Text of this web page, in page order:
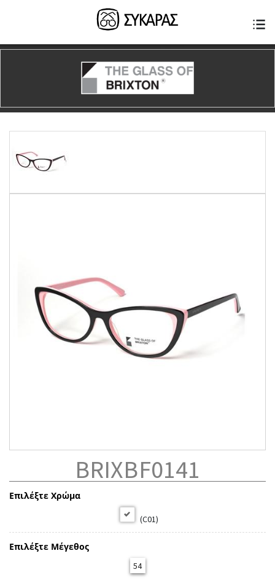
BRIXBF0141
Επιλέξτε Χρώμα
(C01)
Επιλέξτε Μέγεθος
54